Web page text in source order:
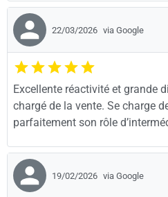
22/03/2026 via Google
Excellente réactivité et grande
chargé de la vente. Se charge
parfaitement son rôle
19/02/2026 via Google